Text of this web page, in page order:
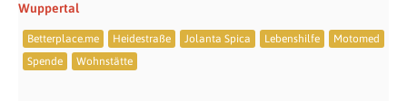
Wuppertal
Betterplace.me Heidestraße Jolanta Spica Lebenshilfe
Motomed
Spende
Wohnstätte